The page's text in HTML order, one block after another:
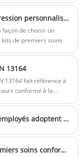
pourquoi chaque
fiables et comment
Comment choisir un processus d'impression personnalisé pour les kits de premiers soins
de premiers soins
13164
13164 fait référence à
conforme à la
pour les «
et les méthodes
secours.
[Yiwu Kebon Healthcare Co., Ltd] Les employés adoptent le lien avec l'équipe avec Spring Adventure
Importance croissante des kits de premiers soins conformes à l'ANSI sur les lieux de travail